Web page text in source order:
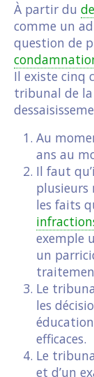
À partir du
comme un
question de
Il existe cinq
tribunal de la
Au
ans au
Il faut
plusieurs
les faits
exemple
un
Le
les
efficaces.
Le
et d’un